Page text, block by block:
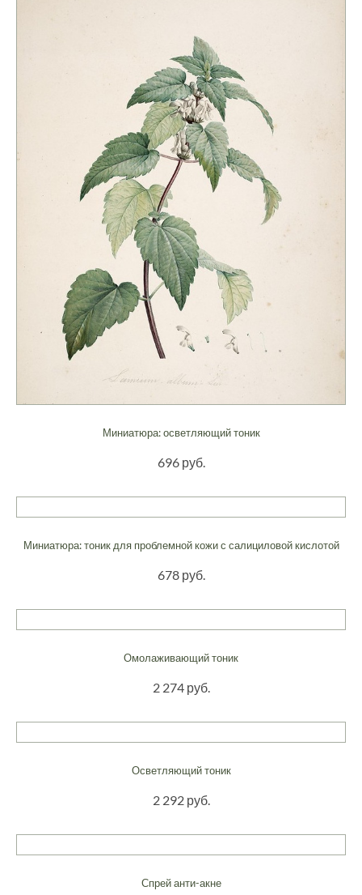
Миниатюра: осветляющий тоник
696 руб.
Миниатюра: тоник для проблемной кожи с салициловой кислотой
678 руб.
Омолаживающий тоник
2 274 руб.
Осветляющий тоник
2 292 руб.
Спрей анти-акне